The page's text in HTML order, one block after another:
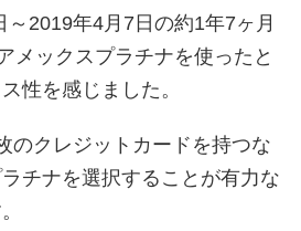
2019年4月7日の約1年7ヶ月
メックスプラチナを使ったと
性を感じました。
のクレジットカードを持つな
チナを選択することが有力な